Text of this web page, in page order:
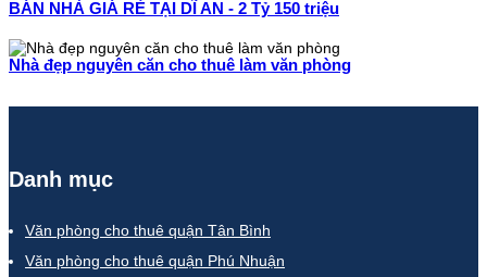
BÁN NHÀ GIÁ RẺ TẠI DĨ AN - 2 Tỷ 150 triệu
Nhà đẹp nguyên căn cho thuê làm văn phòng
Danh mục
Văn phòng cho thuê quận Tân Bình
Văn phòng cho thuê quận Phú Nhuận